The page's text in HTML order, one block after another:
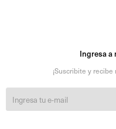
Ingresa a
¡Suscribite y